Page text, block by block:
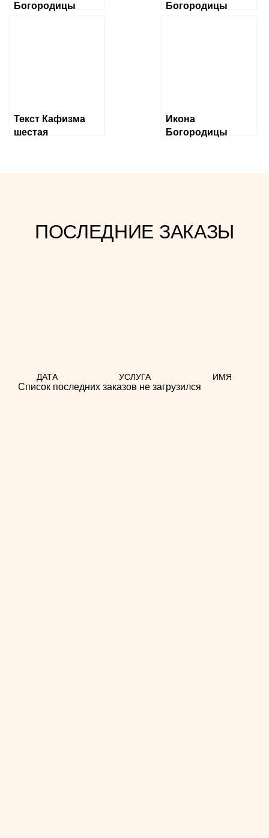
Богородицы
Богородицы
Текст Кафизма
шестая
Икона
Богородицы
ПОСЛЕДНИЕ ЗАКАЗЫ
ДАТА УСЛУГА ИМЯ
Список последних заказов не загрузился